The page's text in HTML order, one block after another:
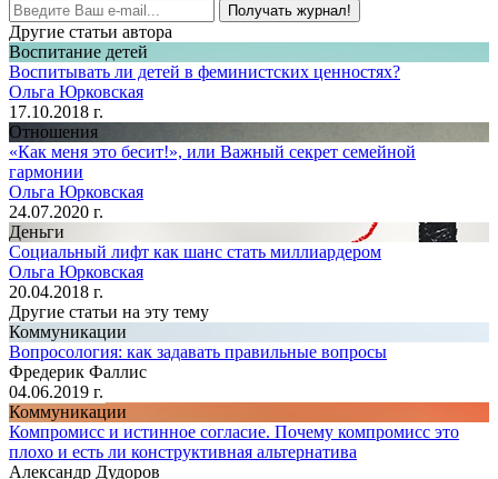
Получать журнал!
Другие статьи автора
Воспитание детей
Воспитывать ли детей в феминистских ценностях?
Ольга Юрковская
17.10.2018 г.
Отношения
«Как меня это бесит!», или Важный секрет семейной
гармонии
Ольга Юрковская
24.07.2020 г.
Деньги
Социальный лифт как шанс стать миллиардером
Ольга Юрковская
20.04.2018 г.
Другие статьи на эту тему
Коммуникации
Вопросология: как задавать правильные вопросы
Фредерик Фаллис
04.06.2019 г.
Коммуникации
Компромисс и истинное согласие. Почему компромисс это
плохо и есть ли конструктивная альтернатива
Александр Дудоров